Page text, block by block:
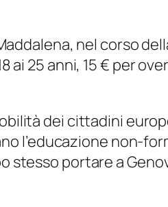
nel corso
25 anni, 15 € per
dei cittadini
l’educazione non-
stesso portare a